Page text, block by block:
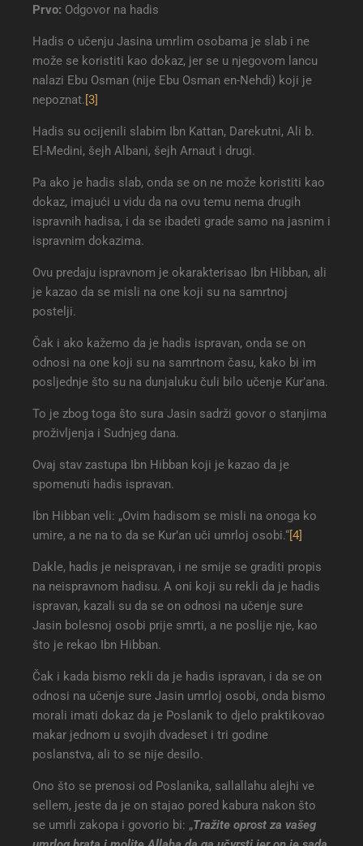
Prvo: Odgovor na hadis
Hadis o učenju Jasina umrlim osobama je slab i ne
može se koristiti kao dokaz, jer se u njegovom lancu
nalazi Ebu Osman (nije Ebu Osman en-Nehdi) koji je
nepoznat.[3]
Hadis su ocijenili slabim Ibn Kattan, Darekutni, Ali b.
El-Medini, šejh Albani, šejh Arnaut i drugi.
Pa ako je hadis slab, onda se on ne može koristiti kao
dokaz, imajući u vidu da na ovu temu nema drugih
ispravnih hadisa, i da se ibadeti grade samo na jasnim i
ispravnim dokazima.
Ovu predaju ispravnom je okarakterisao Ibn Hibban, ali
je kazao da se misli na one koji su na samrtnoj
postelji.
Čak i ako kažemo da je hadis ispravan, onda se on
odnosi na one koji su na samrtnom času, kako bi im
posljednje što su na dunjaluku čuli bilo učenje Kur’ana.
To je zbog toga što sura Jasin sadrži govor o stanjima
proživljenja i Sudnjeg dana.
Ovaj stav zastupa Ibn Hibban koji je kazao da je
spomenuti hadis ispravan.
Ibn Hibban veli: „Ovim hadisom se misli na onoga ko
umire, a ne na to da se Kur’an uči umrloj osobi.“[4]
Dakle, hadis je neispravan, i ne smije se graditi propis
na neispravnom hadisu. A oni koji su rekli da je hadis
ispravan, kazali su da se on odnosi na učenje sure
Jasin bolesnoj osobi prije smrti, a ne poslije nje, kao
što je rekao Ibn Hibban.
Čak i kada bismo rekli da je hadis ispravan, i da se on
odnosi na učenje sure Jasin umrloj osobi, onda bismo
morali imati dokaz da je Poslanik to djelo praktikovao
makar jednom u svojih dvadeset i tri godine
poslanstva, ali to se nije desilo.
Ono što se prenosi od Poslanika, sallallahu alejhi ve
sellem, jeste da je on stajao pored kabura nakon što
se umrli zakopa i govorio bi: „Tražite oprost za vašeg